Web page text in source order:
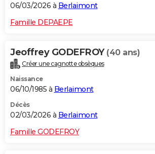
06/03/2026 à Berlaimont
Famille DEPAEPE
Jeoffrey GODEFROY (40 ans)
Créer une cagnotte obsèques
Naissance
06/10/1985 à Berlaimont
Décès
02/03/2026 à Berlaimont
Famille GODEFROY